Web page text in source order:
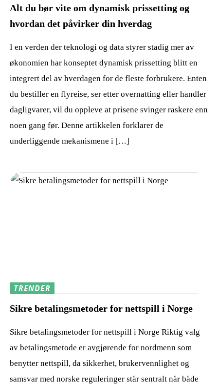
Alt du bør vite om dynamisk prissetting og
hvordan det påvirker din hverdag
I en verden der teknologi og data styrer stadig mer av
økonomien har konseptet dynamisk prissetting blitt en
integrert del av hverdagen for de fleste forbrukere. Enten
du bestiller en flyreise, ser etter overnatting eller handler
dagligvarer, vil du oppleve at prisene svinger raskere enn
noen gang før. Denne artikkelen forklarer de
underliggende mekanismene i […]
TRENDER
Sikre betalingsmetoder for nettspill i Norge
Sikre betalingsmetoder for nettspill i Norge Riktig valg
av betalingsmetode er avgjørende for nordmenn som
benytter nettspill, da sikkerhet, brukervennlighet og
samsvar med norske reguleringer står sentralt når både